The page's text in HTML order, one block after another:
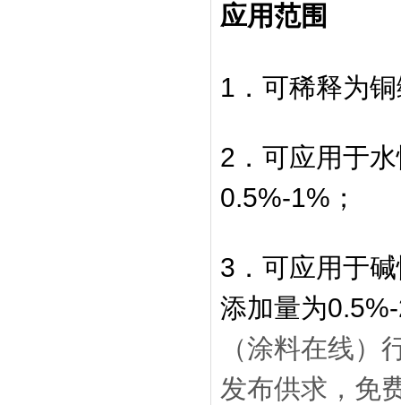
应用范围
1．可稀释为
2．可应用于
0.5%-1%；
3．可应用于
添加量为
（涂料在线
发布供求，免